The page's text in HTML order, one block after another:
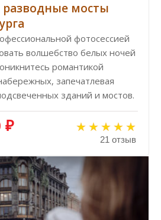
мосты
фотосессией
волшебство белых ночей
романтикой
запечатлевая
зданий и мостов.
₽
21 отзыв